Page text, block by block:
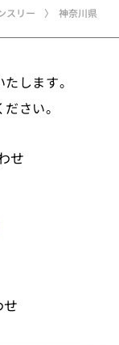
スリー 神奈川県
ドに関す
末識別
ータおよ
ーIDや広
報等 ま
ースシス
個人情報
と賃貸
び所有者
します。
さい。
せ